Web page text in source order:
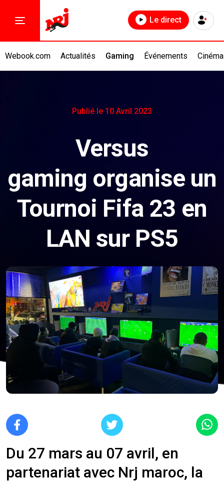
Webook.com Actualités Gaming Événements Cinéma
Le direct
Publié le 10 Avril 2023
Versus
gaming organise un
Tournoi Fifa 23 en
LAN sur PS5
Du 27 mars au 07 avril, en
partenariat avec Nrj maroc, la